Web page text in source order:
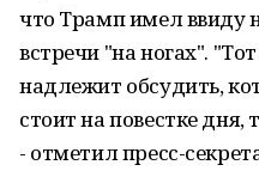
что Трамп имел ввиду
встречи "на ногах".
надлежит обсудить,
стоит на повестке дня,
- отметил пресс-